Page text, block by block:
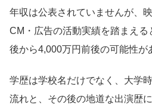
年収は公表されていませんが、
CM・広告の活動実績を踏まえ
後から4,000万円前後の可能性が
学歴は学校名だけでなく、大学
流れと、その後の地道な出演歴